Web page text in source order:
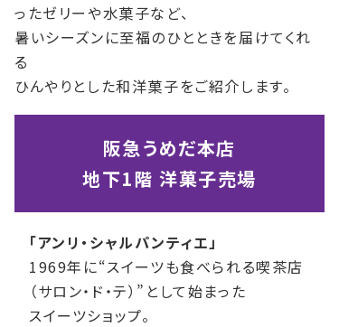
ったゼリーや水菓子など、
暑いシーズンに至福のひとときを届けてくれ
る
ひんやりとした和洋菓子をご紹介します。
阪急うめだ本店
地下1階 洋菓子売場
「アンリ・シャルパンティエ」
1969年に“スイーツも食べられる喫茶店
（サロン・ド・テ）”として始まった
スイーツショップ。